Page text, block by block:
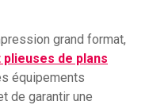
grand format,
de plans
équipements
de garantir une